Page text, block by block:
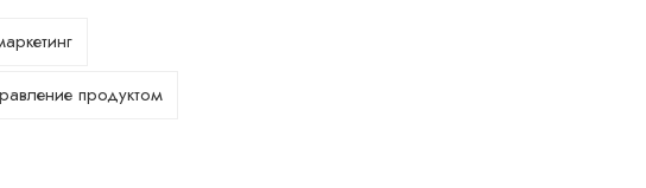
продуктом